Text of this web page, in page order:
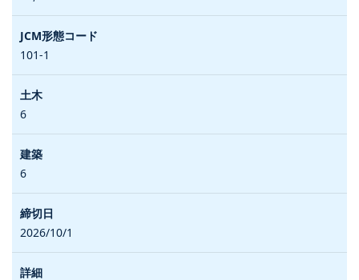
101-1
6
6
2026/10/1